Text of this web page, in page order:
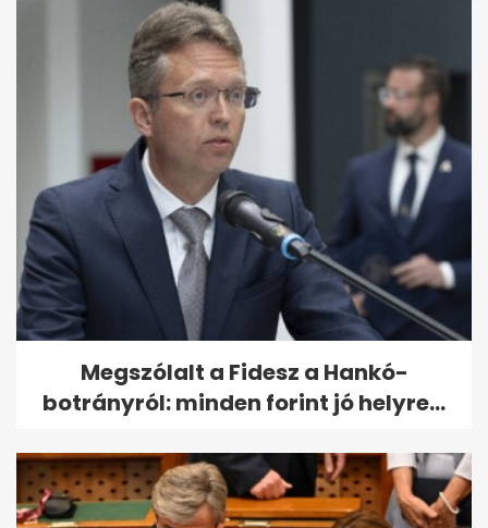
Megszólalt a Fidesz a Hankó-
botrányról: minden forint jó helyre...